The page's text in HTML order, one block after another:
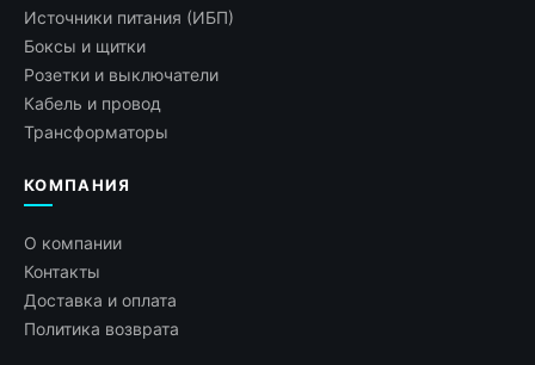
Источники питания (ИБП)
Боксы и щитки
Розетки и выключатели
Кабель и провод
Трансформаторы
КОМПАНИЯ
О компании
Контакты
Доставка и оплата
Политика возврата